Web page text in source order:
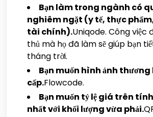
Bạn làm trong ngành có
nghiêm ngặt (y tế, thực
tài chính).Uniqode. Công việc
thủ mà họ đã làm sẽ giúp bạn
tháng trời.
Bạn muốn hình ảnh thương
cấp.Flowcode.
Bạn muốn tỷ lệ giá trên
nhất với khối lượng vừa phải.